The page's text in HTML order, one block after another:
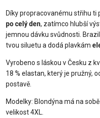
Díky propracovanému střihu ti
po celý den, zatímco hlubší
jemnou dávku svůdnosti.
tvou siluetu a dodá plavkám
Vyrobeno s láskou v Česku z
18 % elastan, který je pružný,
postavě.
Modelky: Blondýna má na
velikost 4XL.